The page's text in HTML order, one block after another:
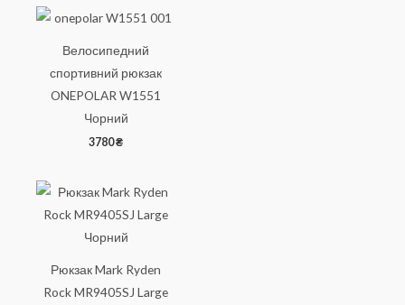
Велосипедний
спортивний рюкзак
ONEPOLAR W1551
Чорний
3780₴
Рюкзак Mark Ryden
Rock MR9405SJ Large